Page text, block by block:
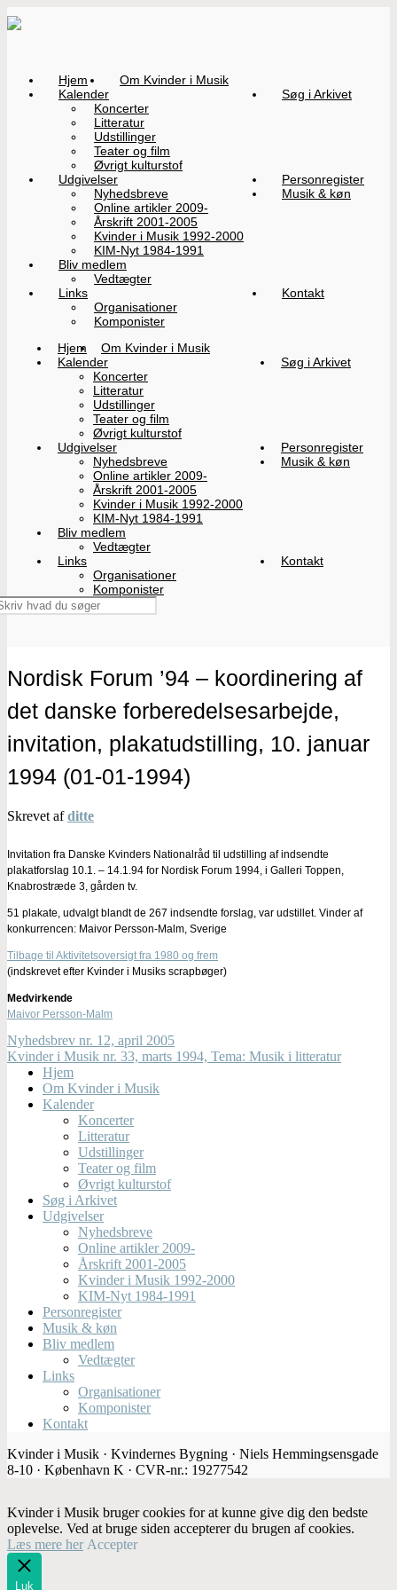
Hjem
Om Kvinder i Musik
Kalender
Koncerter
Litteratur
Udstillinger
Teater og film
Øvrigt kulturstof
Søg i Arkivet
Udgivelser
Nyhedsbreve
Online artikler 2009-
Årskrift 2001-2005
Kvinder i Musik 1992-2000
KIM-Nyt 1984-1991
Personregister
Musik & køn
Bliv medlem
Vedtægter
Links
Organisationer
Komponister
Kontakt
Hjem
Om Kvinder i Musik
Kalender
Koncerter
Litteratur
Udstillinger
Teater og film
Øvrigt kulturstof
Søg i Arkivet
Udgivelser
Nyhedsbreve
Online artikler 2009-
Årskrift 2001-2005
Kvinder i Musik 1992-2000
KIM-Nyt 1984-1991
Personregister
Musik & køn
Bliv medlem
Vedtægter
Links
Organisationer
Komponister
Kontakt
Nordisk Forum ’94 – koordinering af
det danske forberedelsesarbejde,
invitation, plakatudstilling, 10. januar
1994 (01-01-1994)
Skrevet afditte
Invitation fra Danske Kvinders Nationalråd til udstilling af indsendte
plakatforslag 10.1. – 14.1.94 for Nordisk Forum 1994, i Galleri Toppen,
Knabrostræde 3, gården tv.
51 plakate, udvalgt blandt de 267 indsendte forslag, var udstillet. Vinder af
konkurrencen: Maivor Persson-Malm, Sverige
Tilbage til Aktivitetsoversigt fra 1980 og frem
(indskrevet efter Kvinder i Musiks scrapbøger)
Medvirkende
Maivor Persson-Malm
Nyhedsbrev nr. 12, april 2005
Kvinder i Musik nr. 33, marts 1994, Tema: Musik i litteratur
Hjem
Om Kvinder i Musik
Kalender
Koncerter
Litteratur
Udstillinger
Teater og film
Øvrigt kulturstof
Søg i Arkivet
Udgivelser
Nyhedsbreve
Online artikler 2009-
Årskrift 2001-2005
Kvinder i Musik 1992-2000
KIM-Nyt 1984-1991
Personregister
Musik & køn
Bliv medlem
Vedtægter
Links
Organisationer
Komponister
Kontakt
Kvinder i Musik · Kvindernes Bygning · Niels Hemmingsensgade
8-10 · København K · CVR-nr.: 19277542
Kvinder i Musik bruger cookies for at kunne give dig den bedste
oplevelse. Ved at bruge siden accepterer du brugen af cookies.
Læs mere her Accepter
Luk